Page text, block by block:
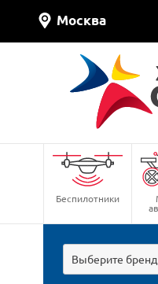
Москва
Беспилотники
Выберите бренд